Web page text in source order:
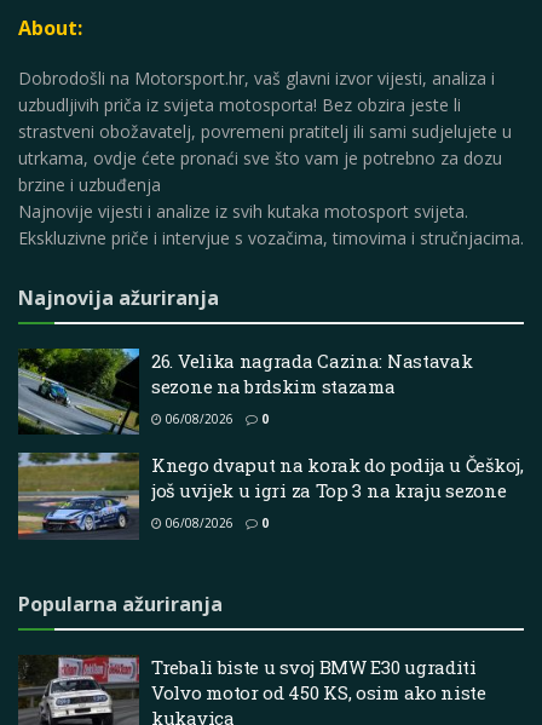
About:
Dobrodošli na Motorsport.hr, vaš glavni izvor vijesti, analiza i
uzbudljivih priča iz svijeta motosporta! Bez obzira jeste li
strastveni obožavatelj, povremeni pratitelj ili sami sudjelujete u
utrkama, ovdje ćete pronaći sve što vam je potrebno za dozu
brzine i uzbuđenja
Najnovije vijesti i analize iz svih kutaka motosport svijeta.
Ekskluzivne priče i intervjue s vozačima, timovima i stručnjacima.
Najnovija ažuriranja
26. Velika nagrada Cazina: Nastavak
sezone na brdskim stazama
06/08/2026 0
Knego dvaput na korak do podija u Češkoj,
još uvijek u igri za Top 3 na kraju sezone
06/08/2026 0
Popularna ažuriranja
Trebali biste u svoj BMW E30 ugraditi
Volvo motor od 450 KS, osim ako niste
kukavica